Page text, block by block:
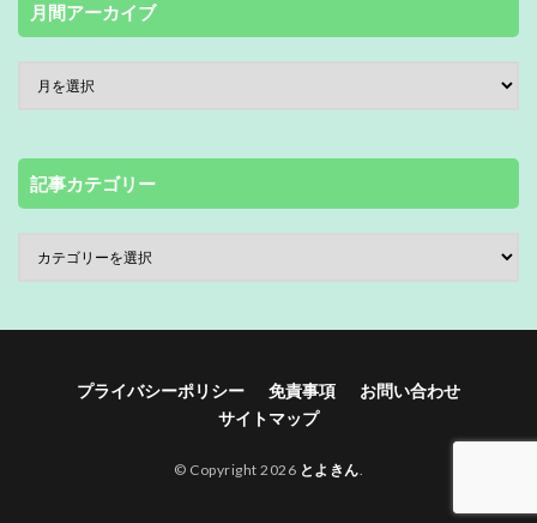
月間アーカイブ
記事カテゴリー
プライバシーポリシー 免責事項
お問い合わせ
サイトマップ
© Copyright 2026 とよきん.